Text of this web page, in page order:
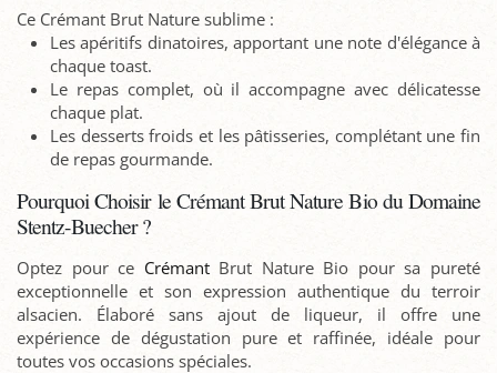
Ce Crémant Brut Nature sublime :
Les apéritifs dinatoires, apportant une note d'élégance à
chaque toast.
Le repas complet, où il accompagne avec délicatesse
chaque plat.
Les desserts froids et les pâtisseries, complétant une fin
de repas gourmande.
Pourquoi Choisir le Crémant Brut Nature Bio du Domaine
Stentz-Buecher ?
Optez pour ce CrémantBrut Nature Bio pour sa pureté
exceptionnelle et son expression authentique du terroir
alsacien. Élaboré sans ajout de liqueur, il offre une
expérience de dégustation pure et raffinée, idéale pour
toutes vos occasions spéciales.